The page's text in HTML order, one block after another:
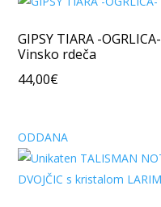
GIPSY TIARA -OGRLICA-
Vinsko rdeča
44,00€
ODDANA